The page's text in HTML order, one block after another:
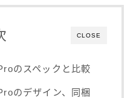
CLOSE
のスペックと比較
のデザイン、同梱